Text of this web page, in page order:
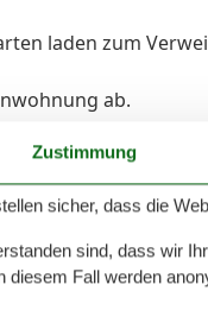
laden zum
ab.
ausgestattet.
für
werden.
Zustimmung
sicher, dass die
sind, dass wir
diesem Fall werden